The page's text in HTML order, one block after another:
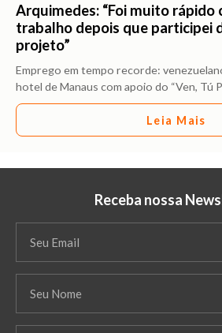
Arquimedes: “Foi muito rápido
trabalho depois que participei
projeto”
Emprego em tempo recorde:
hotel de Manaus com apoio do “Ven, Tú
Leia Mais
Receba nossa